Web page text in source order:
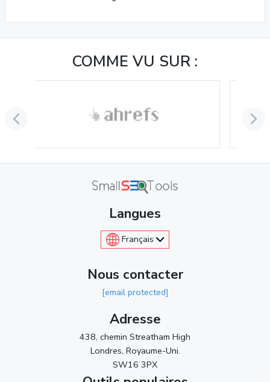
COMME VU SUR :
Langues
Français
Nous contacter
[email protected]
Adresse
438, chemin Streatham High
Londres, Royaume-Uni.
SW16 3PX